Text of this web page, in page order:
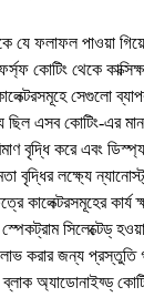
যে ফলাফল পাওয়া
কোটিং থেকে
সেগুলো
ছিল এসব কোটিং-এর
বৃদ্ধি করে এবং
বৃদ্ধির লক্ষ্যে
কালেক্টরসমূহের কার্য
সিলেক্টেড্
লাভ করার জন্য
অ্যাডোনাইয্ড্